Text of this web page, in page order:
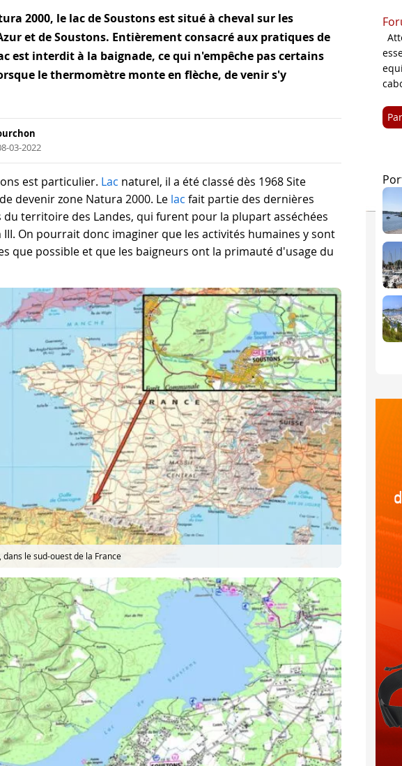
2000, le lac de Soustons est situé à cheval sur les
et de Soustons. Entièrement consacré aux pratiques de
est interdit à la baignade, ce qui n'empêche pas certains
le thermomètre monte en flèche, de venir s'y
03-2022
est particulier. Lac naturel, il a été classé dès 1968 Site
devenir zone Natura 2000. Le lac fait partie des dernières
du territoire des Landes, qui furent pour la plupart asséchées
On pourrait donc imaginer que les activités humaines y sont
que possible et que les baigneurs ont la primauté d'usage du
dans le sud-ouest de la France